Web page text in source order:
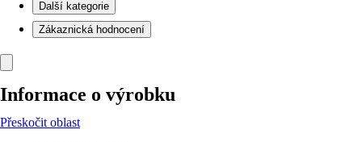
Další kategorie
Zákaznická hodnocení
Informace o výrobku
Přeskočit oblast